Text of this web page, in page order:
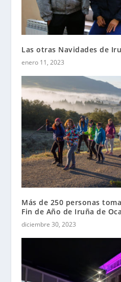
Las otras Navidades de
enero 11, 2023
Más de 250 personas
Fin de Año de Iruña de Oca
diciembre 30, 2023